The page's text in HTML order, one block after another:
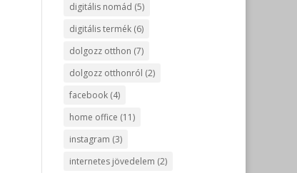
digitális nomád (5)
digitális termék(6)
dolgozz otthon (7)
dolgozz otthonról (2)
facebook(4)
home office (11)
instagram (3)
internetes jövedelem (2)